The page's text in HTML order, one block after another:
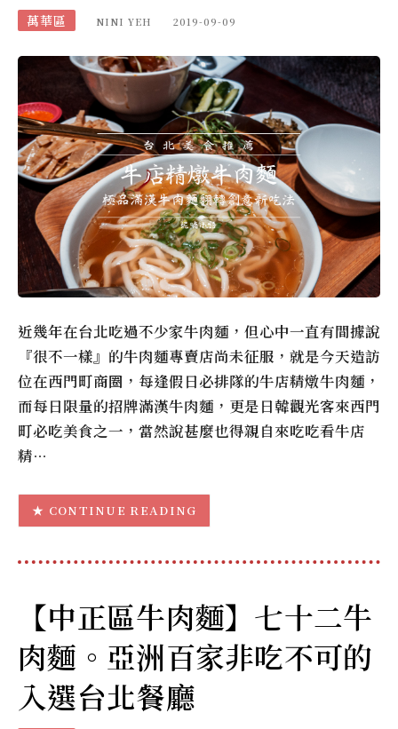
萬華區 NINI YEH 2019-09-09
近幾年在台北吃過不少家牛肉麵，但心中一直有間據說
『很不一樣』的牛肉麵專賣店尚未征服，就是今天造訪
位在西門町商圈，每逢假日必排隊的牛店精燉牛肉麵，
而每日限量的招牌滿漢牛肉麵，更是日韓觀光客來西門
町必吃美食之一，當然說甚麼也得親自來吃吃看牛店
精…
CONTINUE READING
【中正區牛肉麵】七十二牛
肉麵。亞洲百家非吃不可的
入選台北餐廳